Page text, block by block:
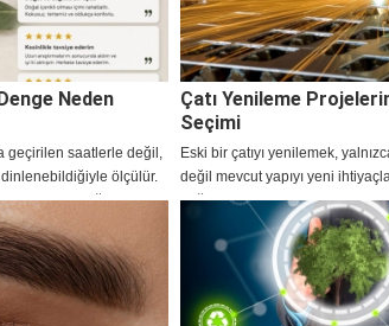
Neden
geçirilen saatlerle değil,
ölçülür.
arttığı ve
Çatı Yenileme
Seçimi
Eski bir çatıyı yenilemek,
değil mevcut yapıyı yeni
değerlendirmektir. Çatı
kaplamanın neden performans